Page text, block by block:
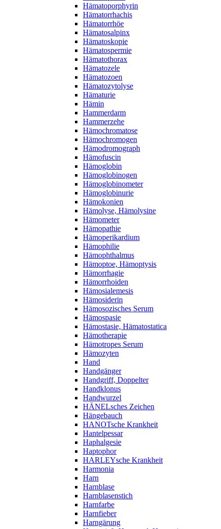
Hämatoporphyrin
Hämatorrhachis
Hämatorrhöe
Hämatosalpinx
Hämatoskopie
Hämatospermie
Hämatothorax
Hämatozele
Hämatozoen
Hämatozytolyse
Hämaturie
Hämin
Hammerdarm
Hammerzehe
Hämochromatose
Hämochromogen
Hämodromograph
Hämofuscin
Hämoglobin
Hämoglobinogen
Hämoglobinometer
Hämoglobinurie
Hämokonien
Hämolyse, Hämolysine
Hämometer
Hämopathie
Hämoperikardium
Hämophilie
Hämophthalmus
Hämoptoe, Hämoptysis
Hämorrhagie
Hämorrhoiden
Hämosialemesis
Hämosiderin
Hämosozisches Serum
Hämospasie
Hämostasie, Hämatostatica
Hämotherapie
Hämotropes Serum
Hämozyten
Hand
Handgänger
Handgriff, Doppelter
Handklonus
Handwurzel
HÄNELsches Zeichen
Hängebauch
HANOTsche Krankheit
Hantelpessar
Haphalgesie
Haptophor
HARLEYsche Krankheit
Harmonia
Harn
Harnblase
Harnblasenstich
Harnfarbe
Harnfieber
Harngärung